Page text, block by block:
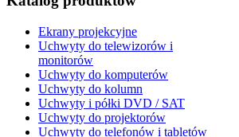
Ekrany projekcyjne
Uchwyty do telewizorów i
monitorów
Uchwyty do komputerów
Uchwyty do kolumn
Uchwyty i półki DVD / SAT
Uchwyty do projektorów
Uchwyty do telefonów i tabletów